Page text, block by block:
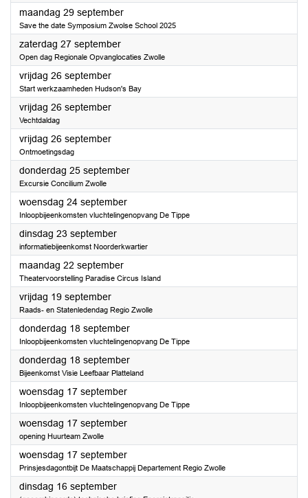
maandag 29 september2025
Save the date Symposium Zwolse School 2025
zaterdag 27 september2025
Open dag Regionale Opvanglocaties Zwolle
vrijdag 26 september2025
Start werkzaamheden Hudson's Bay
vrijdag 26 september2025
Vechtdaldag
vrijdag 26 september2025
Ontmoetingsdag
donderdag 25 september2025
Excursie Concilium Zwolle
woensdag 24 september2025
Inloopbijeenkomsten vluchtelingenopvang De Tippe
dinsdag 23 september2025
informatiebijeenkomst Noorderkwartier
maandag 22 september2025
Theatervoorstelling Paradise Circus Island
vrijdag 19 september2025
Raads- en Statenledendag Regio Zwolle
donderdag 18 september2025
Inloopbijeenkomsten vluchtelingenopvang De Tippe
donderdag 18 september2025
Bijeenkomst Visie Leefbaar Platteland
woensdag 17 september2025
Inloopbijeenkomsten vluchtelingenopvang De Tippe
woensdag 17 september2025
opening Huurteam Zwolle
woensdag 17 september2025
Prinsjesdagontbijt De Maatschappij Departement Regio Zwolle
dinsdag 16 september2025